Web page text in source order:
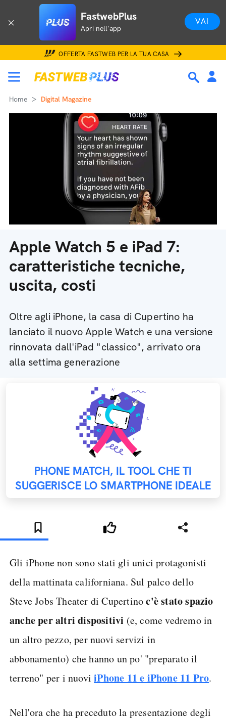
FastwebPlus
Apri nell'app
VAI
OFFERTA FASTWEB PER LA TUA CASA
Home Digital Magazine
Apple Watch 5 e iPad 7:
caratteristiche tecniche,
uscita, costi
Oltre agli iPhone, la casa di Cupertino ha
lanciato il nuovo Apple Watch e una versione
rinnovata dall'iPad "classico", arrivato ora
alla settima generazione
PHONE MATCH, IL TOOL CHE TI
SUGGERISCE LO SMARTPHONE IDEALE
Gli iPhone non sono stati gli unici protagonisti
della mattinata californiana. Sul palco dello
Steve Jobs Theater di Cupertinoc'è stato spazio
anche per altri dispositivi (e, come vedremo in
un altro pezzo, per nuovi servizi in
abbonamento) che hanno un po' "preparato il
terreno" per i nuoviiPhone 11 e iPhone 11 Pro.
Nell'ora che ha preceduto la presentazione degli